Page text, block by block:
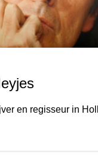
en regisseur in